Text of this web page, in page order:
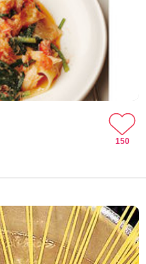
150